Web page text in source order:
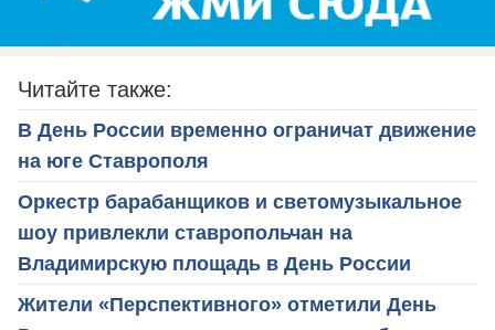
Читайте также:
В День России временно ограничат движение
на юге Ставрополя
Оркестр барабанщиков и светомузыкальное
шоу привлекли ставропольчан на
Владимирскую площадь в День России
Жители «Перспективного» отметили День